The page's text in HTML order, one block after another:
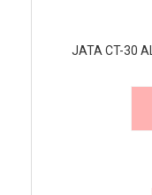
JATA CT-30